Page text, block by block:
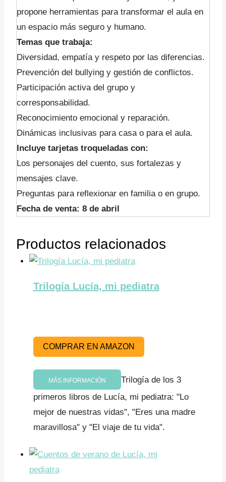
propone herramientas para transformar el aula en
un espacio más seguro y humano.
Temas que trabaja:
Diversidad, empatía y respeto por las diferencias.
Prevención del bullying y gestión de conflictos.
Participación activa del grupo y
corresponsabilidad.
Reconocimiento emocional y reparación.
Dinámicas inclusivas para casa o para el aula.
Incluye tarjetas troqueladas con:
Los personajes del cuento, sus fortalezas y
mensajes clave.
Preguntas para reflexionar en familia o en grupo.
Fecha de venta: 8 de abril
Productos relacionados
Trilogía Lucía, mi pediatra
COMPRAR EN AMAZON
MÁS INFORMACIÓN
Trilogía de los 3
primeros libros de Lucía, mi pediatra: "Lo
mejor de nuestras vidas", "Eres una madre
maravillosa" y "El viaje de tu vida".